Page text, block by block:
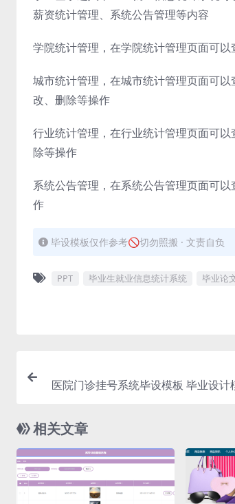
薪资统计管理、系统公告管理等内容
学院统计管理，在学院统计管理页面可
城市统计管理，在城市统计管理页面可
改、删除等操作
行业统计管理，在行业统计管理页面可
除等操作
系统公告管理，在系统公告管理页面可
作
毕设模板仅作参考🚫切勿照搬 · 文责自负
PPT 毕业生就业信息统计系统 毕业论
医院门诊挂号系统毕设模板 毕业设计
相关文章